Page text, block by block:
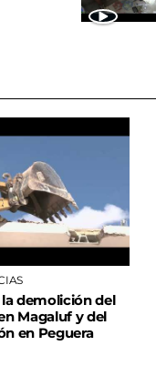
demolición del
Magaluf y del
en Peguera